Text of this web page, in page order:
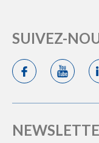
SUIVEZ-